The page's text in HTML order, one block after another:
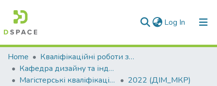
Log In (current)
Communities & Collections
All of DSpace
Home
Кваліфікаційні роботи здобувачів вищої освіти
Кафедра дизайну та індустрії моди (ДІМ)
Магістерські кваліфікаційні роботи
2022 (ДІМ_МКР)